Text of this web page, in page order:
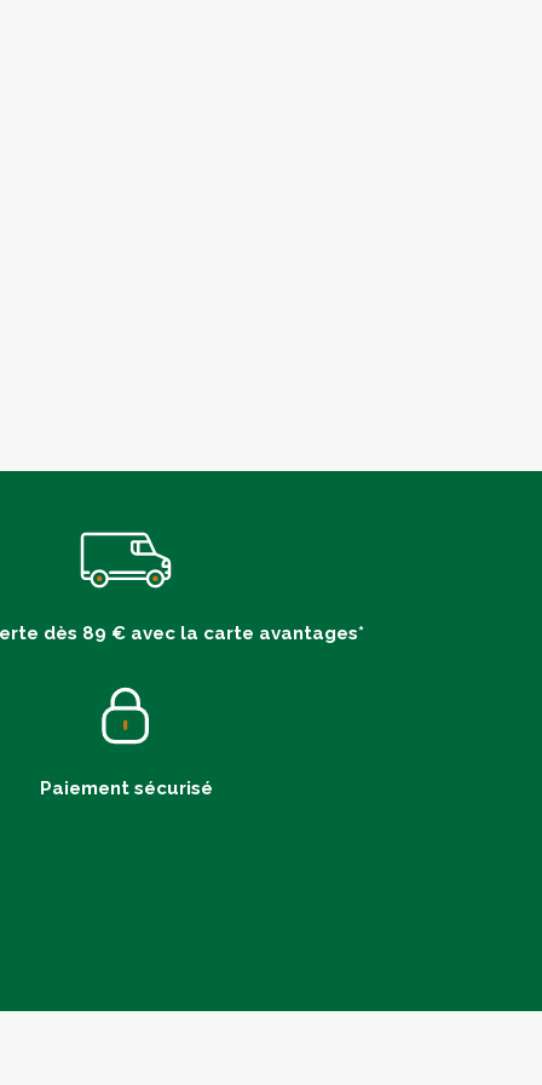
dès 89 € avec la carte avantages*
Paiement sécurisé